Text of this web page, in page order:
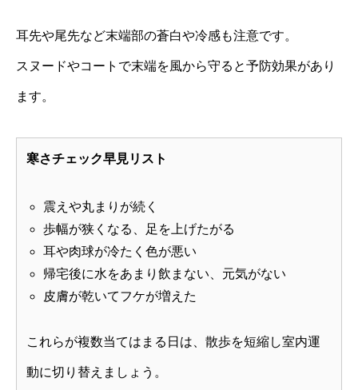
耳先や尾先など末端部の蒼白や冷感も注意です。
スヌードやコートで末端を風から守ると予防効果があり
ます。
寒さチェック早見リスト
震えや丸まりが続く
歩幅が狭くなる、足を上げたがる
耳や肉球が冷たく色が悪い
帰宅後に水をあまり飲まない、元気がない
皮膚が乾いてフケが増えた
これらが複数当てはまる日は、散歩を短縮し室内運
動に切り替えましょう。